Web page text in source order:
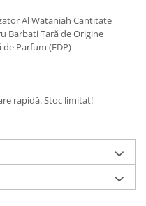
Al Wataniah Cantitate
Barbati Țară de Origine
de Parfum (EDP)
rapidă. Stoc limitat!